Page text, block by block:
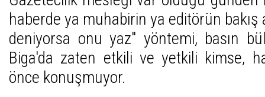
haberde ya muhabirin ya editörün bakış
deniyorsa onu yaz" yöntemi, basın
Biga'da zaten etkili ve yetkili kimse,
önce konuşmuyor.